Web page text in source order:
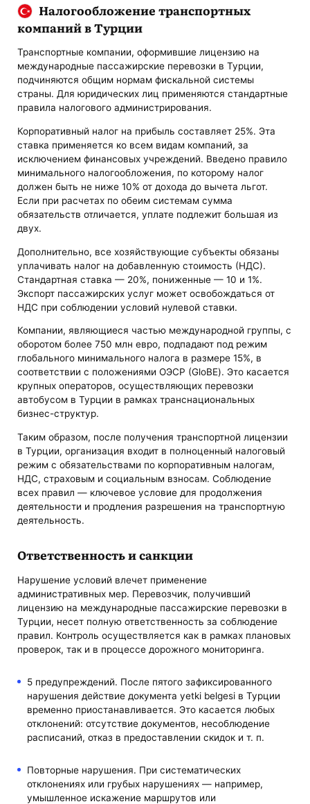
Налогообложение транспортных
компаний в Турции
Транспортные компании, оформившие лицензию на
международные пассажирские перевозки в Турции,
подчиняются общим нормам фискальной системы
страны. Для юридических лиц применяются стандартные
правила налогового администрирования.
Корпоративный налог на прибыль составляет 25%. Эта
ставка применяется ко всем видам компаний, за
исключением финансовых учреждений. Введено правило
минимального налогообложения, по которому налог
должен быть не ниже 10% от дохода до вычета льгот.
Если при расчетах по обеим системам сумма
обязательств отличается, уплате подлежит большая из
двух.
Дополнительно, все хозяйствующие субъекты обязаны
уплачивать налог на добавленную стоимость (НДС).
Стандартная ставка — 20%, пониженные — 10 и 1%.
Экспорт пассажирских услуг может освобождаться от
НДС при соблюдении условий нулевой ставки.
Компании, являющиеся частью международной группы, с
оборотом более 750 млн евро, подпадают под режим
глобального минимального налога в размере 15%, в
соответствии с положениями ОЭСР (GloBE). Это касается
крупных операторов, осуществляющих перевозки
автобусом в Турции в рамках транснациональных
бизнес-структур.
Таким образом, после получения транспортной лицензии
в Турции, организация входит в полноценный налоговый
режим с обязательствами по корпоративным налогам,
НДС, страховым и социальным взносам. Соблюдение
всех правил — ключевое условие для продолжения
деятельности и продления разрешения на транспортную
деятельность.
Ответственность и санкции
Нарушение условий влечет применение
административных мер. Перевозчик, получивший
лицензию на международные пассажирские перевозки в
Турции, несет полную ответственность за соблюдение
правил. Контроль осуществляется как в рамках плановых
проверок, так и в процессе дорожного мониторинга.
5 предупреждений. После пятого зафиксированного
нарушения действие документа yetki belgesi в Турции
временно приостанавливается. Это касается любых
отклонений: отсутствие документов, несоблюдение
расписаний, отказ в предоставлении скидок и т. п.
Повторные нарушения. При систематических
отклонениях или грубых нарушениях — например,
умышленное искажение маршрутов или